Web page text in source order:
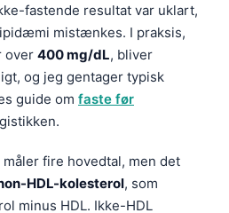
fastende resultat var uklart,
mistænkes. I praksis,
over 400 mg/dL, bliver
og jeg gentager typisk
guide om faste før
fire hovedtal, men det
HDL-kolesterol, som
minus HDL. Ikke-HDL